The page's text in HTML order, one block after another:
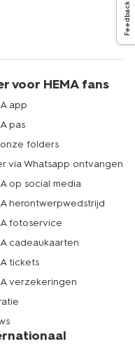
voor HEMA fans
app
pas
folders
via Whatsapp ontvangen
op social media
herontwerpwedstrijd
fotoservice
cadeaukaarten
tickets
verzekeringen
Feedback